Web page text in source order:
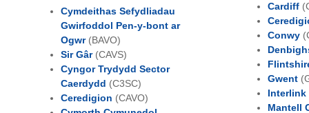
Cymdeithas Sefydliadau
Gwirfoddol Pen-y-bont ar
Ogwr(BAVO)
Sir Gâr(CAVS)
Cyngor Trydydd Sector
Caerdydd (C3SC)
Ceredigion (CAVO)
Cardiff
Conwy
Gwent
Interlink
Mantell